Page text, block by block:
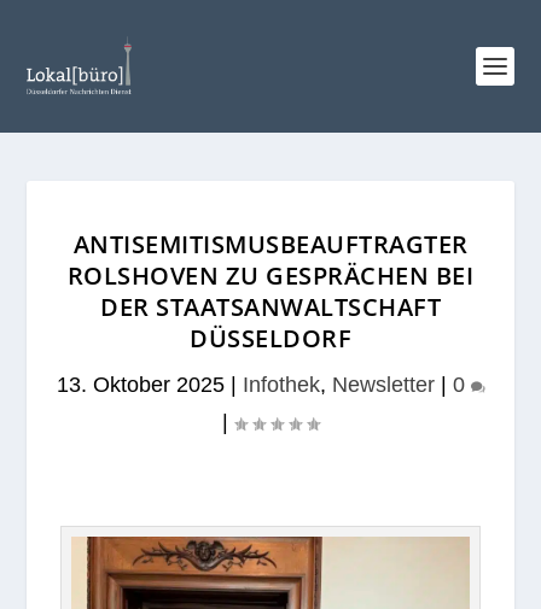
ANTISEMITISMUSBEAUFTRAGTER
ROLSHOVEN ZU GESPRÄCHEN BEI
DER STAATSANWALTSCHAFT
DÜSSELDORF
13. Oktober 2025| Infothek, Newsletter| 0